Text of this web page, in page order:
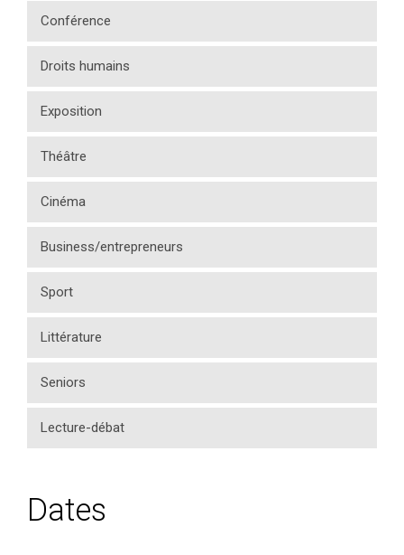
Conférence
Droits humains
Exposition
Théâtre
Cinéma
Business/entrepreneurs
Sport
Littérature
Seniors
Lecture-débat
Dates